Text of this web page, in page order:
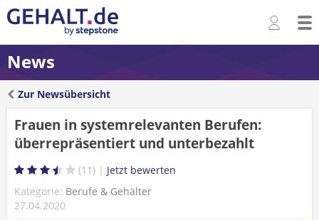
News
Zur Newsübersicht
Frauen in systemrelevanten Berufen:
überrepräsentiert und unterbezahlt
11
Kategorie: Berufe & Gehälter
27.04.2020